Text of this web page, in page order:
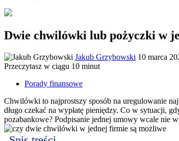
Dwie chwilówki lub pożyczki w
Jakub Grzybowski 10 marca
Przeczytasz w ciągu 10 minut
Porady finansowe
Chwilówki to najprostszy sposób na uregulowanie
długo czekać na wypłatę pieniędzy. Co w sytuacji,
pozabankowe? Podpisanie jednej umowy wcale nie